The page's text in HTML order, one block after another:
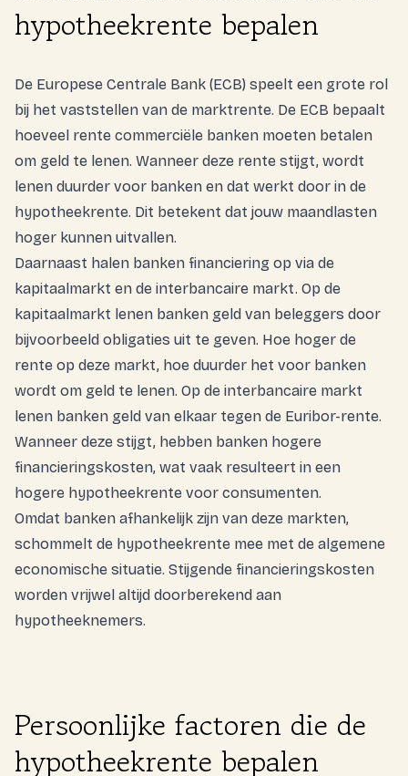
hypotheekrente bepalen
De Europese Centrale Bank (ECB) speelt een grote rol
bij het vaststellen van de marktrente. De ECB bepaalt
hoeveel rente commerciële banken moeten betalen
om geld te lenen. Wanneer deze rente stijgt, wordt
lenen duurder voor banken en dat werkt door in de
hypotheekrente. Dit betekent dat jouw maandlasten
hoger kunnen uitvallen.
Daarnaast halen banken financiering op via de
kapitaalmarkt en de interbancaire markt. Op de
kapitaalmarkt lenen banken geld van beleggers door
bijvoorbeeld obligaties uit te geven. Hoe hoger de
rente op deze markt, hoe duurder het voor banken
wordt om geld te lenen. Op de interbancaire markt
lenen banken geld van elkaar tegen de Euribor-rente.
Wanneer deze stijgt, hebben banken hogere
financieringskosten, wat vaak resulteert in een
hogere hypotheekrente voor consumenten.
Omdat banken afhankelijk zijn van deze markten,
schommelt de hypotheekrente mee met de algemene
economische situatie. Stijgende financieringskosten
worden vrijwel altijd doorberekend aan
hypotheeknemers.
Persoonlijke factoren die de
hypotheekrente bepalen